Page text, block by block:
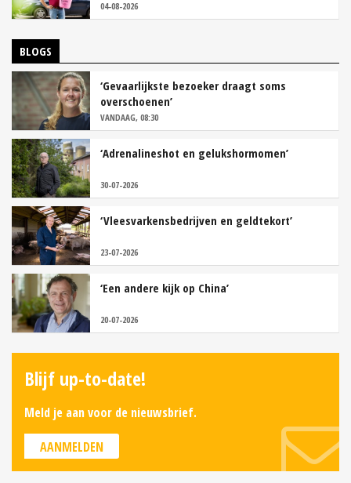
04-08-2026
BLOGS
‘Gevaarlijkste bezoeker draagt soms
overschoenen’
VANDAAG, 08:30
‘Adrenalineshot en gelukshormomen’
30-07-2026
‘Vleesvarkensbedrijven en geldtekort’
23-07-2026
‘Een andere kijk op China’
20-07-2026
Blijf up-to-date!
Meld je aan voor de nieuwsbrief.
AANMELDEN